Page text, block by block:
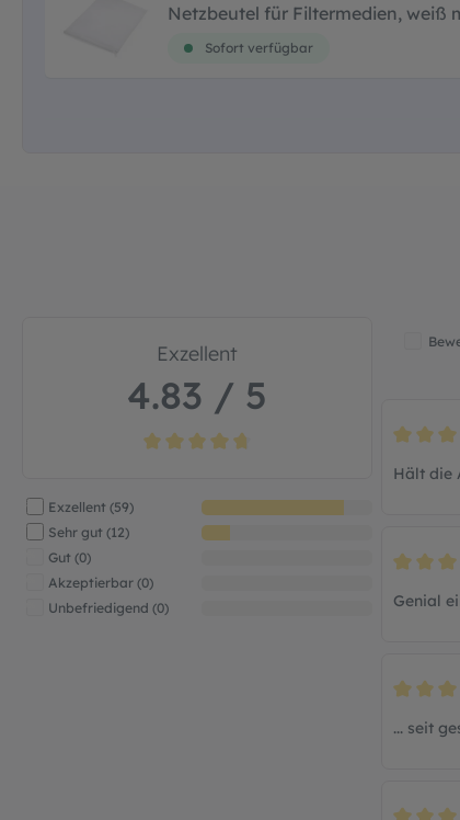
Netzbeutel für Filtermedien, weiß
Sofort verfügbar
Exzellent
4.83 / 5
Durchschnittliche Bewertung von 4.8 von 5
Exzellent (59)
Sehr gut (12)
Gut (0)
Akzeptierbar (0)
Unbefriedigend (0)
Hält die
Genial
... seit